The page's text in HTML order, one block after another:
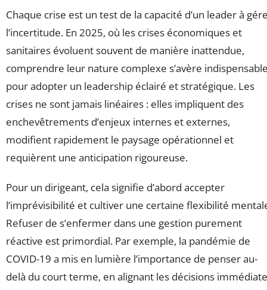
Chaque crise est un test de la capacité d’un leader à
l’incertitude. En 2025, où les crises économiques et
sanitaires évoluent souvent de manière inattendue,
comprendre leur nature complexe s’avère
pour adopter un leadership éclairé et stratégique. Les
crises ne sont jamais linéaires : elles impliquent des
enchevêtrements d’enjeux internes et externes,
modifient rapidement le paysage opérationnel et
requièrent une anticipation rigoureuse.
Pour un dirigeant, cela signifie d’abord accepter
l’imprévisibilité et cultiver une certaine flexibilité
Refuser de s’enfermer dans une gestion purement
réactive est primordial. Par exemple, la pandémie de
COVID-19 a mis en lumière l’importance de penser au-
delà du court terme, en alignant les décisions